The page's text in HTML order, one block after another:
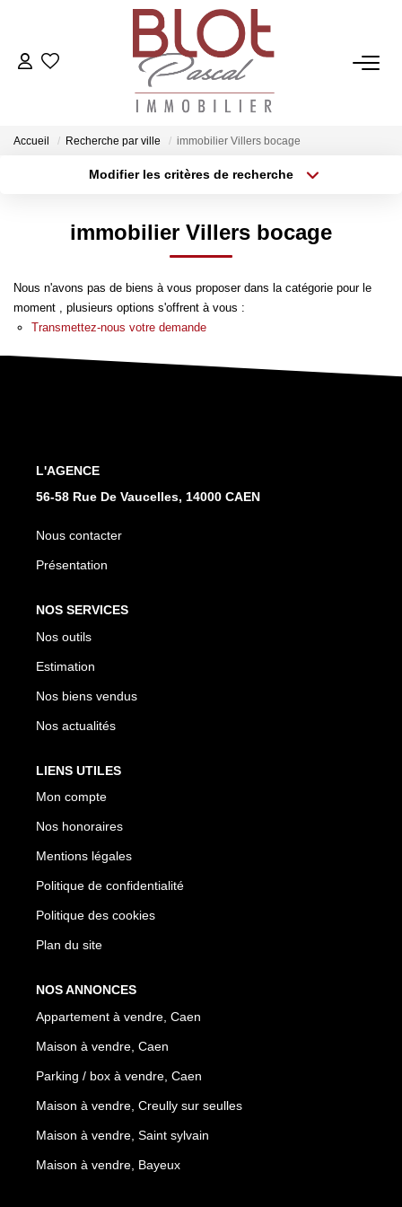
ACCUEIL
ACHETER
VENDRE
NOTRE AGENCE
OUTILS DE CALCUL
Accueil Recherche par ville immobilier Villers bocage
Modifier les critères de recherche
Plus de critères Créer une alerte
immobilier Villers bocage
Nous n'avons pas de biens à vous proposer dans la catégorie pour le
moment , plusieurs options s'offrent à vous :
Transmettez-nous votre demande
L'AGENCE
56-58 Rue De Vaucelles, 14000 CAEN
Nous contacter
Présentation
NOS SERVICES
Nos outils
Estimation
Nos biens vendus
Nos actualités
LIENS UTILES
Mon compte
Nos honoraires
Mentions légales
Politique de confidentialité
Politique des cookies
Plan du site
NOS ANNONCES
Appartement à vendre, Caen
Maison à vendre, Caen
Parking / box à vendre, Caen
Maison à vendre, Creully sur seulles
Maison à vendre, Saint sylvain
Maison à vendre, Bayeux